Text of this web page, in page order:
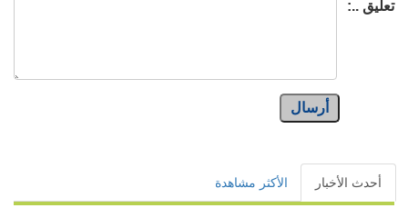
تعليق ..:
أرسال
أحدث الأخبار الأكثر مشاهدة